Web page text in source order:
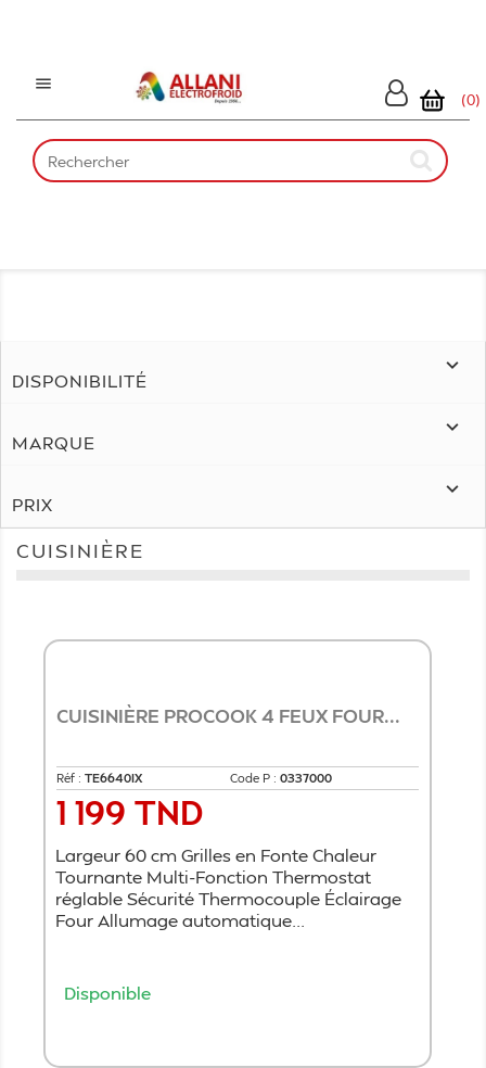

(0)
DISPONIBILITÉ

MARQUE

PRIX

CUISINIÈRE
CUISINIÈRE PROCOOK 4 FEUX FOUR...
Réf : TE6640IX Code P : 0337000
Prix
1 199 TND
Largeur 60 cm Grilles en Fonte Chaleur
Tournante Multi-Fonction Thermostat
réglable Sécurité Thermocouple Éclairage
Four Allumage automatique...
Disponible